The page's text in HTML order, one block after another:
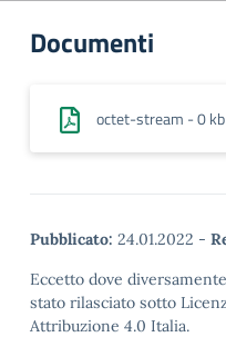
Documenti
octet-stream - 0 kb
Pubblicato: 24.01.2022 -
Eccetto dove
stato rilasciato sotto
Attribuzione 4.0 Italia.